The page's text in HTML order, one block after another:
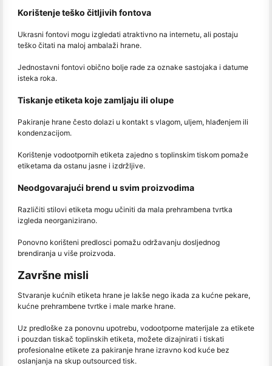
Korištenje teško čitljivih fontova
Ukrasni fontovi mogu izgledati atraktivno na internetu, ali postaju
teško čitati na maloj ambalaži hrane.
Jednostavni fontovi obično bolje rade za oznake sastojaka i datume
isteka roka.
Tiskanje etiketa koje zamljaju ili olupe
Pakiranje hrane često dolazi u kontakt s vlagom, uljem, hlađenjem ili
kondenzacijom.
Korištenje vodootpornih etiketa zajedno s toplinskim tiskom pomaže
etiketama da ostanu jasne i izdržljive.
Neodgovarajući brend u svim proizvodima
Različiti stilovi etiketa mogu učiniti da mala prehrambena tvrtka
izgleda neorganizirano.
Ponovno korišteni predlosci pomažu održavanju dosljednog
brendiranja u više proizvoda.
Završne misli
Stvaranje kućnih etiketa hrane je lakše nego ikada za kućne pekare,
kućne prehrambene tvrtke i male marke hrane.
Uz predloške za ponovnu upotrebu, vodootporne materijale za etikete
i pouzdan tiskač toplinskih etiketa, možete dizajnirati i tiskati
profesionalne etikete za pakiranje hrane izravno kod kuće bez
oslanjanja na skup outsourced tisk.